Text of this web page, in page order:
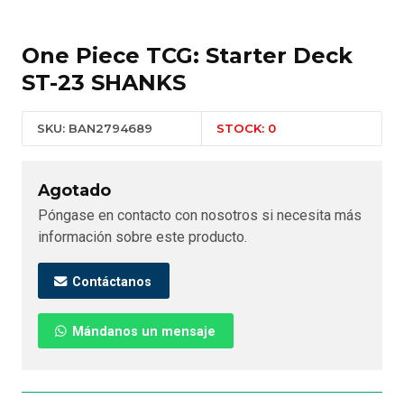
One Piece TCG: Starter Deck
ST-23 SHANKS
SKU: BAN2794689 STOCK: 0
Agotado
Póngase en contacto con nosotros si necesita más
información sobre este producto.
Contáctanos
Mándanos un mensaje